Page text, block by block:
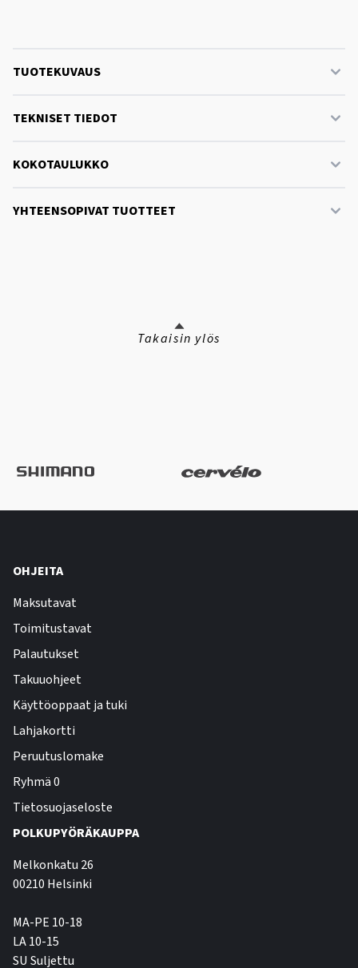
TUOTEKUVAUS
TEKNISET TIEDOT
KOKOTAULUKKO
YHTEENSOPIVAT TUOTTEET
Takaisin ylös
OHJEITA
Maksutavat
Toimitustavat
Palautukset
Takuuohjeet
Käyttöoppaat ja tuki
Lahjakortti
Peruutuslomake
Ryhmä 0
Tietosuojaseloste
POLKUPYÖRÄKAUPPA
Melkonkatu 26
00210 Helsinki
MA-PE 10-18
LA 10-15
SU Suljettu